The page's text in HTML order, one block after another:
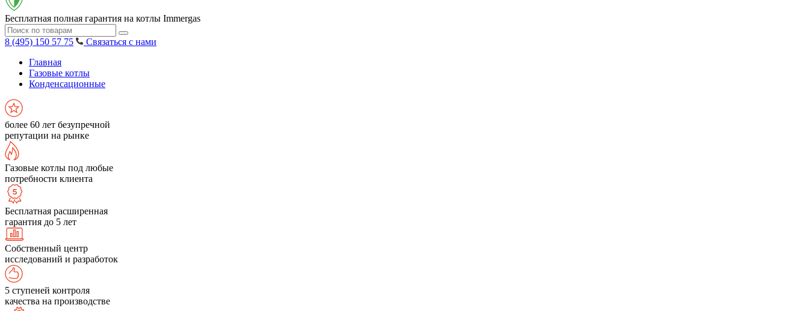
Бесплатная полная гарантия на котлы Immergas
8 (495) 150 57 75
Связаться с нами
Главная
Газовые котлы
Конденсационные
более 60 лет безупречной
репутации на рынке
Газовые котлы под любые
потребности клиента
Бесплатная расширенная
гарантия до 5 лет
Собственный центр
исследований и разработок
5 ступеней контроля
качества на производстве